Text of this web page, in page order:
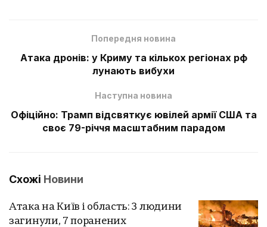
Попередня новина
Атака дронів: у Криму та кількох регіонах рф
лунають вибухи
Наступна новина
Офіційно: Трамп відсвяткує ювілей армії США та
своє 79-річчя масштабним парадом
Схожі Новини
Атака на Київ і область: 3 людини
загинули, 7 поранених